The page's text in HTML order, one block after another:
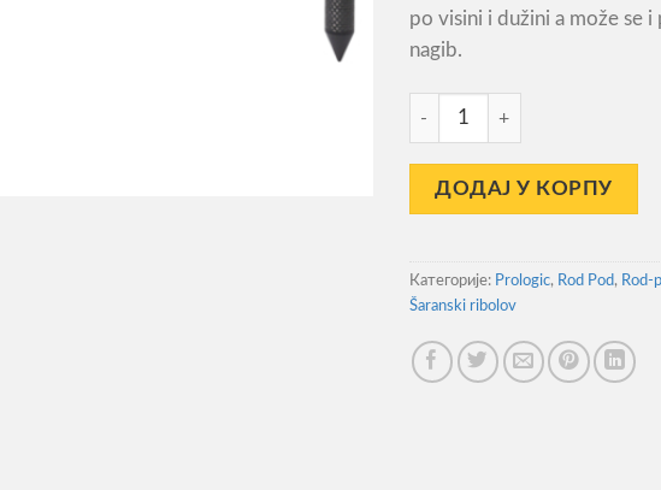
po visini i dužini a može se i
nagib.
Rod Pod Prologic K3 Carbon
ДОДАЈ У КОРПУ
Категорије: Prologic, Rod Pod, Rod-
Šaranski ribolov